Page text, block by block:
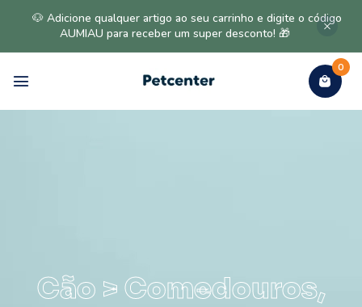
🐶 Adicione qualquer artigo ao seu carrinho e digite o código
AUMIAU para receber um super desconto! 🎁
0
Cão > Comedouros,